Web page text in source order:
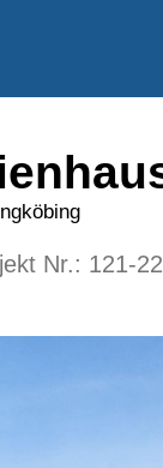
Nr.: 121-